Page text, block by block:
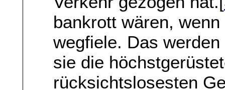
bankrott wären,
wegfiele. Das
sie die
rücksichtslosesten